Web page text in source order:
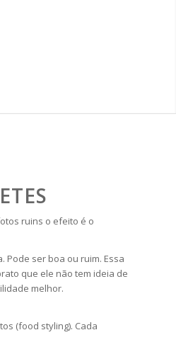
ruins o efeito é o
Pode ser boa ou ruim. Essa
que ele não tem ideia de
melhor.
(food styling). Cada